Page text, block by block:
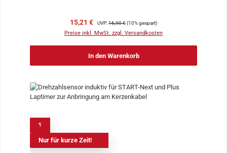
Verkaufspreis:
15,21 € Regulärer Preis:
UVP:16,90 €(10% gespart)
Preise inkl. MwSt. zzgl. Versandkosten
In den Warenkorb
Nur für kurze Zeit!